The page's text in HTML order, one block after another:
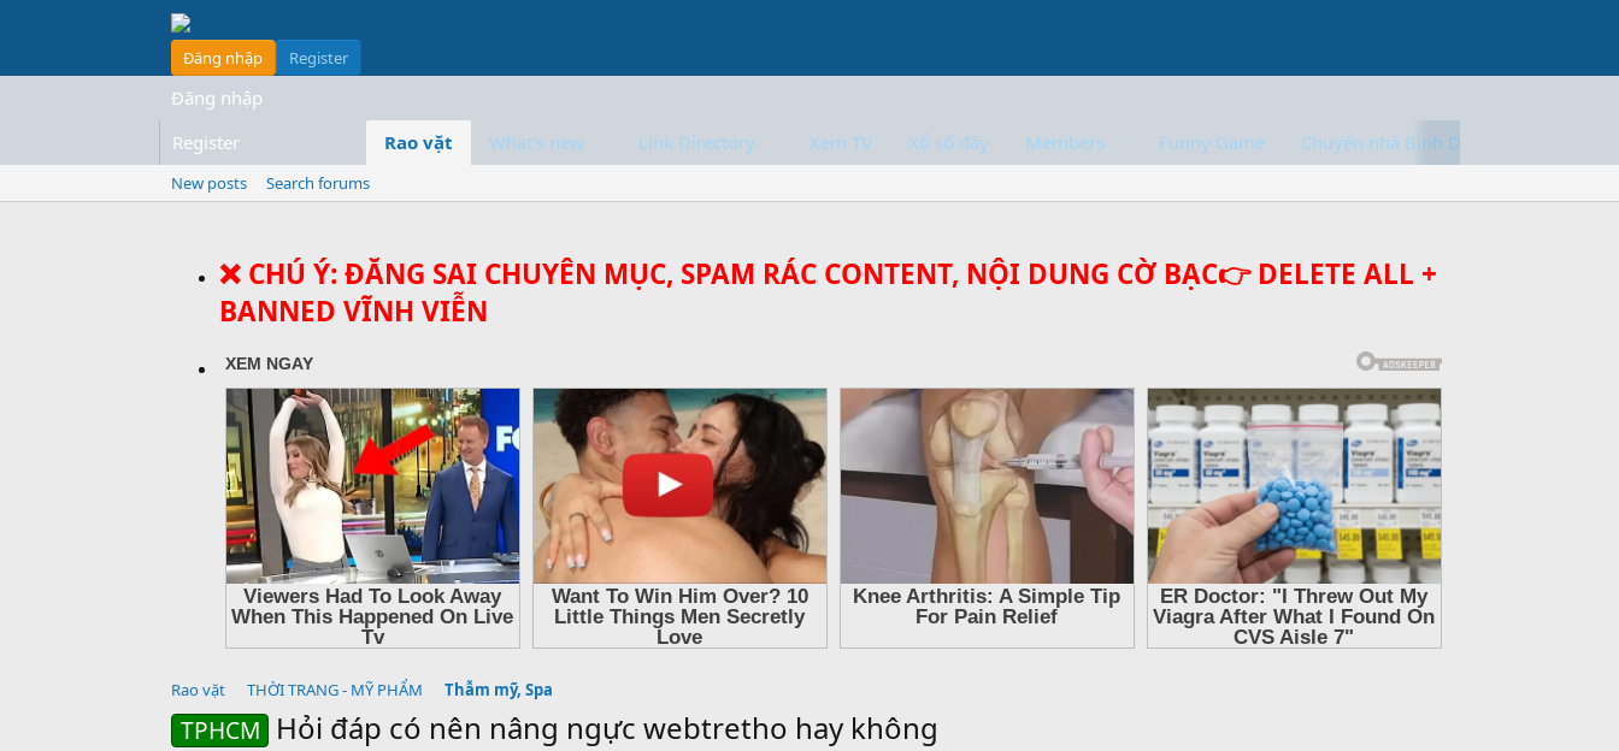
Đăng nhập Register
Đăng nhập
Register
Rao vặt What's new Link Directory Xem TV Xổ số đây Members Funny Game Chuyển nhà Bình Dương
New posts Search forums
❌ CHÚ Ý: ĐĂNG SAI CHUYÊN MỤC, SPAM RÁC CONTENT, NỘI DUNG CỜ BẠC👉 DELETE ALL +
BANNED VĨNH VIỄN
Rao vặt THỜI TRANG - MỸ PHẨM Thẫm mỹ, Spa
TPHCM Hỏi đáp có nên nâng ngực webtretho hay không